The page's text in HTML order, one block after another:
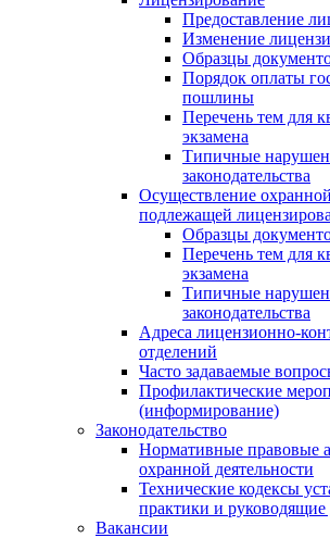
Предоставление
Изменение
Образцы
Порядок оплаты
пошлины
Перечень тем для
экзамена
Типичные
законодательства
Осуществление
подлежащей
Образцы
Перечень тем для
экзамена
Типичные
законодательства
Адреса лицензионно-
отделений
Часто задаваемые
Профилактические
(информирование)
Законодательство
Нормативные правовые
охранной деятельности
Технические кодексы
практики и
Вакансии